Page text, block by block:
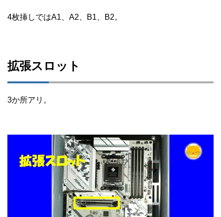
4枚挿しではA1、A2、B1、B2。
拡張スロット
3か所アリ。